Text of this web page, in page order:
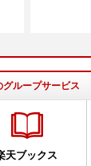
グループサービス
天ブックス